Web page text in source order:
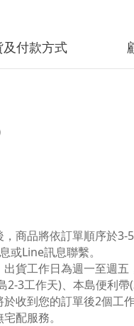
及付款方式
商品將依訂單順序於
或Line訊息聯繫。
貨工作日為週一至週
3工作天)、本島便利
收到您的訂單後2個工
配服務。